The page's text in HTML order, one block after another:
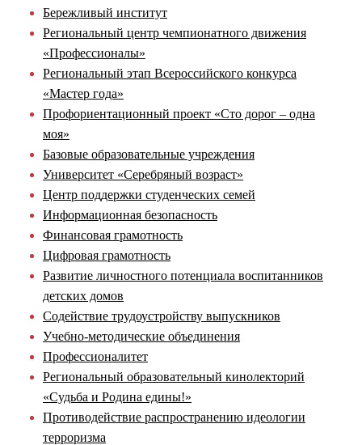
Бережливый институт
Региональный центр чемпионатного движения
«Профессионалы»
Региональный этап Всероссийского конкурса
«Мастер года»
Профориентационный проект «Сто дорог – одна
моя»
Базовые образовательные учреждения
Университет «Серебряный возраст»
Центр поддержки студенческих семей
Информационная безопасность
Финансовая грамотность
Цифровая грамотность
Развитие личностного потенциала воспитанников
детских домов
Содействие трудоустройству выпускников
Учебно-методические объединения
Профессионалитет
Региональный образовательный кинолекторий
«Судьба и Родина едины!»
Противодействие распространению идеологии
терроризма